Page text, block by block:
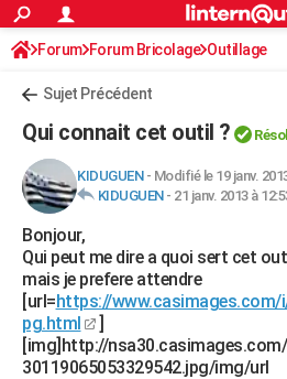
ACTUALITÉS
Politique
Société
Faits Divers
Education
Monde
Villes
+
FINANCE
Retraite
Impôts
Epargne
Immobilier
Risques naturels par ville
Banque
Assurance
Crédit
AUTO
Essais
Réserver un essai
Citadines
Berlines
SUV
Forum auto
+HIGH-TECH
Mobiles
Meilleur smartphone
Internet
Ordinateurs
Jeux vidéo
Guide high-tech
+BRICOLAGE
Forum
Aménagement intérieur
Extérieur
Cuisine
Salle de bains
Jardinage
Rangement
WEEK-END
S'inscrire
Connexion
Forum Forum Bricolage Outillage
Sujet Précédent
Qui connait cet outil ?
KIDUGUEN- Modifié le 19 janv.
KIDUGUEN- 21 janv. 2013 à
Bonjour,
Qui peut me dire a quoi sert cet
mais je prefere attendre
[url=https://www.casimages.com/
pg.html
]
[img]http://
30119065053329542.jpg/img/url